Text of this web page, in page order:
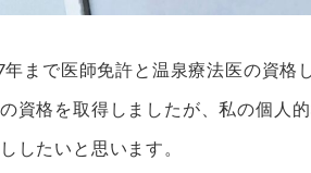
まで医師免許と温泉療法医の資格
資格を取得しましたが、私の個人
したいと思います。